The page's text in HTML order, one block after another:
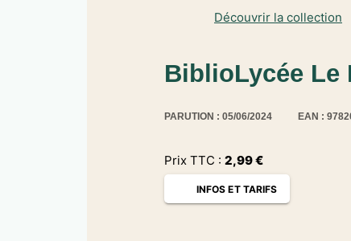
Découvrir la collection
BiblioLycée Le
PARUTION : 05/06/2024 EAN :
Prix TTC : 2,99€
INFOS ET TARIFS